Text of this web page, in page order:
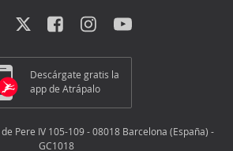
Descárgate gratis la
app de Atrápalo
de Pere IV 105-109 - 08018 Barcelona (España) -
GC1018